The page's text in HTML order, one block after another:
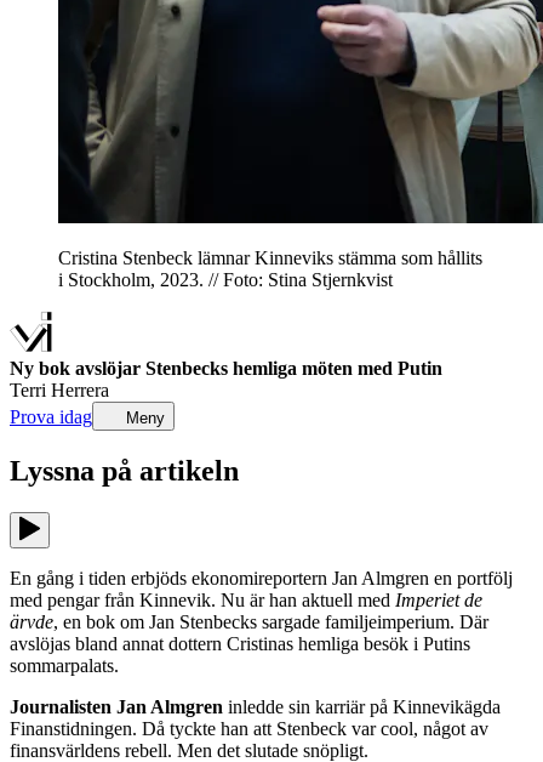
Cristina Stenbeck lämnar Kinneviks stämma som hållits
i Stockholm, 2023. // Foto: Stina Stjernkvist
Ny bok avslöjar Stenbecks hemliga möten med Putin
Terri Herrera
Prova idag
Meny
Lyssna på artikeln
En gång i tiden erbjöds ekonomireportern Jan Almgren en portfölj
med pengar från Kinnevik. Nu är han aktuell med Imperiet de
ärvde, en bok om Jan Stenbecks sargade familjeimperium. Där
avslöjas bland annat dottern Cristinas hemliga besök i Putins
sommarpalats.
Journalisten Jan Almgren inledde sin karriär på Kinnevikägda
Finanstidningen. Då tyckte han att Stenbeck var cool, något av
finansvärldens rebell. Men det slutade snöpligt.